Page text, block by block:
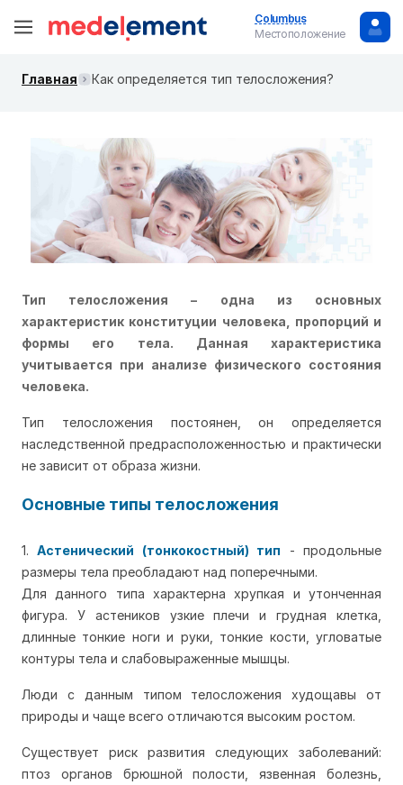
Columbus
Местоположение
Главная Как определяется тип телосложения?
Тип телосложения – одна из основных
характеристик конституции человека, пропорций и
формы его тела. Данная характеристика
учитывается при анализе физического состояния
человека.
Тип телосложения постоянен, он определяется
наследственной предрасположенностью и практически
не зависит от образа жизни.
Основные типы телосложения
1.Астенический (тонкокостный) тип - продольные
размеры тела преобладают над поперечными.
Для данного типа характерна хрупкая и утонченная
фигура. У астеников узкие плечи и грудная клетка,
длинные тонкие ноги и руки, тонкие кости, угловатые
контуры тела и слабовыраженные мышцы.
Люди с данным типом телосложения худощавы от
природы и чаще всего отличаются высоким ростом.
Существует риск развития следующих заболеваний:
птоз органов брюшной полости, язвенная болезнь,